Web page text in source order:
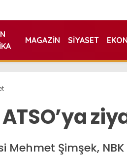
MAGAZIN SIYASET
Şimşek, NBK